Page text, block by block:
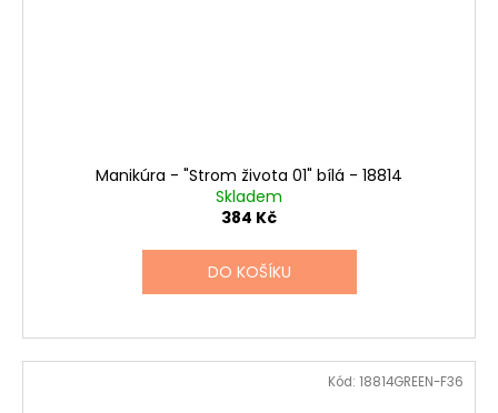
Manikúra - "Strom života 01" bílá - 18814
Skladem
384 Kč
DO KOŠÍKU
Kód: 18814GREEN-F36